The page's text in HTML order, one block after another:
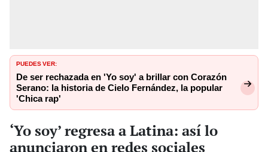
PUEDES VER:
De ser rechazada en 'Yo soy' a brillar con Corazón
Serano: la historia de Cielo Fernández, la popular
'Chica rap'
‘Yo soy’ regresa a Latina: así lo
anunciaron en redes sociales